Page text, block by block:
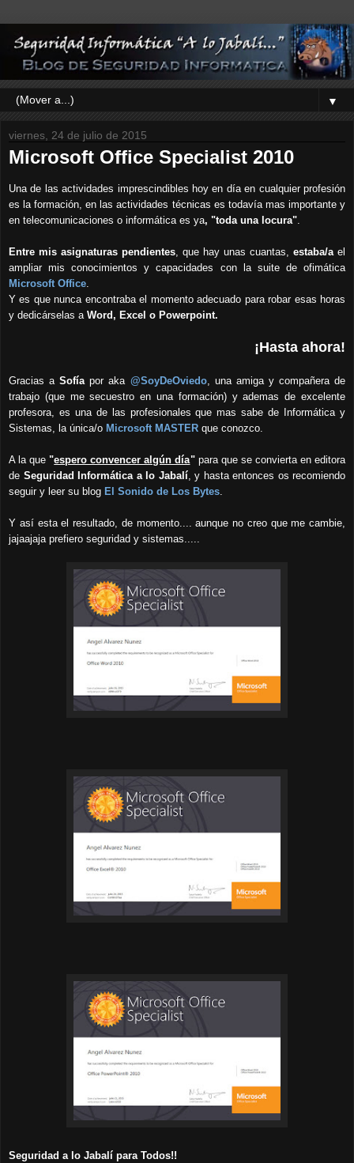
▼
viernes, 24 de julio de 2015
Microsoft Office Specialist 2010
Una de las actividades imprescindibles hoy en día en cualquier profesión
es la formación, en las actividades técnicas es todavía mas importante y
en telecomunicaciones o informática es ya, "toda una locura".
Entre mis asignaturas pendientes, que hay unas cuantas, estaba/ael
ampliar mis conocimientos y capacidades con la suite de ofimática
Microsoft Office.
Y es que nunca encontraba el momento adecuado para robar esas horas
y dedicárselas a Word, Excel o Powerpoint.
¡Hasta ahora!
Gracias aSofíapor aka @SoyDeOviedo, una amiga y compañera de
trabajo (que me secuestro en una formación)y ademas de excelente
profesora, es una de las profesionales que mas sabe de Informática y
Sistemas, la única/o Microsoft MASTER que conozco.
A la que"espero convencer algún día"para que se convierta en editora
de Seguridad Informática a lo Jabalí, y hasta entonces os recomiendo
seguir y leer su blog El Sonido de Los Bytes.
Y así esta el resultado, de momento.... aunque no creo que me cambie,
jajaajaja prefiero seguridad y sistemas.....
Seguridad a lo Jabalí para Todos!!